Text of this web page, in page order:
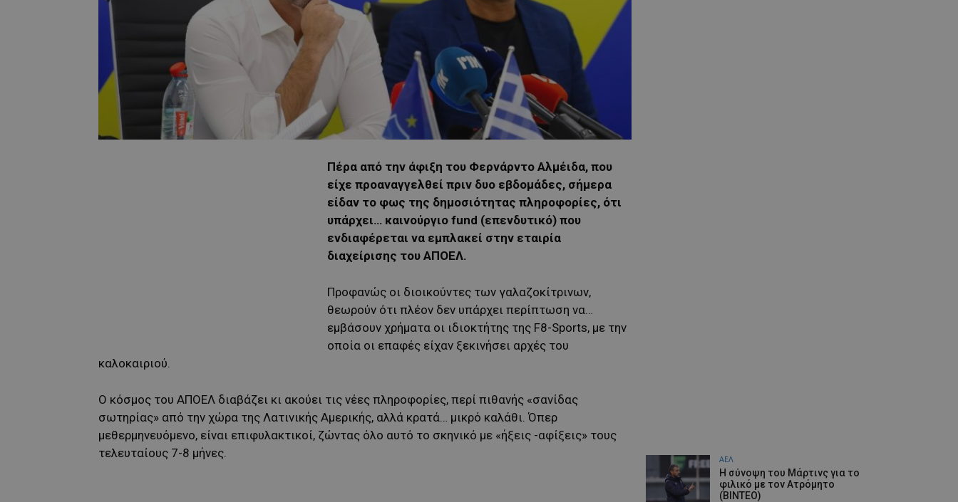
Πέρα από την άφιξη του Φερνάρντο Αλμέιδα, που
είχε προαναγγελθεί πριν δυο εβδομάδες, σήμερα
είδαν το φως της δημοσιότητας πληροφορίες, ότι
υπάρχει… καινούργιο fund (επενδυτικό) που
ενδιαφέρεται να εμπλακεί στην εταιρία
διαχείρισης του ΑΠΟΕΛ.
Προφανώς οι διοικούντες των γαλαζοκίτρινων,
θεωρούν ότι πλέον δεν υπάρχει περίπτωση να…
εμβάσουν χρήματα οι ιδιοκτήτης της F8-Sports, με την
οποία οι επαφές είχαν ξεκινήσει αρχές του
καλοκαιριού.
Ο κόσμος του ΑΠΟΕΛ διαβάζει κι ακούει τις νέες πληροφορίες, περί πιθανής «σανίδας
σωτηρίας» από την χώρα της Λατινικής Αμερικής, αλλά κρατά… μικρό καλάθι. Όπερ
μεθερμηνευόμενο, είναι επιφυλακτικοί, ζώντας όλο αυτό το σκηνικό με «ήξεις -αφίξεις» τους
τελευταίους 7-8 μήνες.
ΑΕΛ
H σύνοψη του Μάρτινς για το
φιλικό με τον Ατρόμητο
(ΒΙΝΤΕΟ)